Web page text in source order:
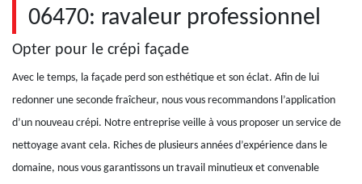
06470: ravaleur professionnel
Opter pour le crépi façade
Avec le temps, la façade perd son esthétique et son éclat. Afin de lui
redonner une seconde fraîcheur, nous vous recommandons l’application
d’un nouveau crépi. Notre entreprise veille à vous proposer un service de
nettoyage avant cela. Riches de plusieurs années d’expérience dans le
domaine, nous vous garantissons un travail minutieux et convenable